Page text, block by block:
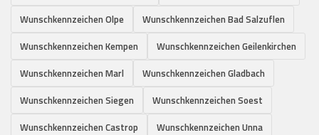
Wunschkennzeichen Olpe
Wunschkennzeichen Bad Salzuflen
Wunschkennzeichen Kempen
Wunschkennzeichen Geilenkirchen
Wunschkennzeichen Marl
Wunschkennzeichen Gladbach
Wunschkennzeichen Siegen
Wunschkennzeichen Soest
Wunschkennzeichen Castrop
Wunschkennzeichen Unna